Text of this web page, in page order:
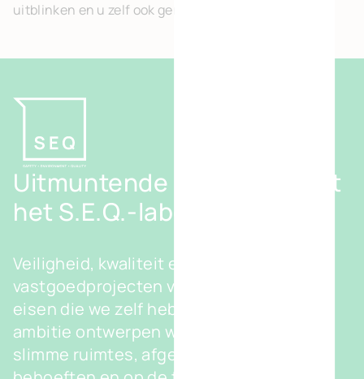
uitblinken en u zelf ook geniet van de goede locatie.
Uitmuntende projecten met
het S.E.Q.-label
Veiligheid, kwaliteit en milieu. Onze
vastgoedprojecten voldoen aan strenge
eisen die we zelf hebben bepaald. Met
ambitie ontwerpen we duurzame en
slimme ruimtes, afgestemd op uw